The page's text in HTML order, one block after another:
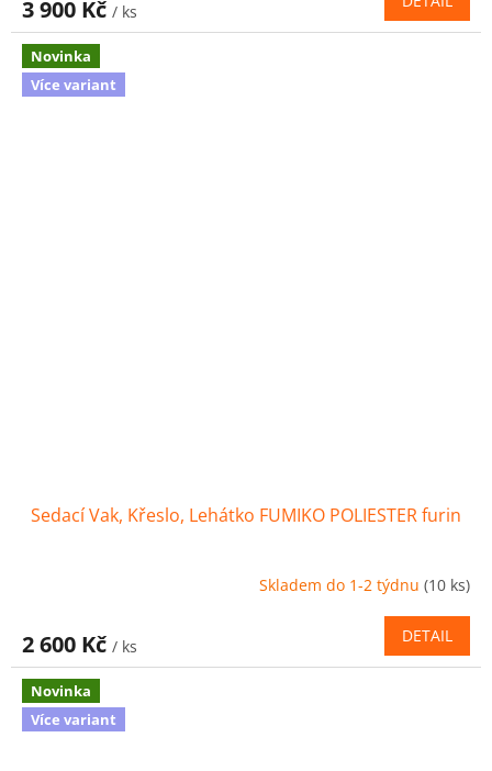
3 900 Kč / ks
Novinka
Více variant
Sedací Vak, Křeslo, Lehátko FUMIKO POLIESTER furin
Skladem do 1-2 týdnu (10 ks)
2 600 Kč / ks
DETAIL
Novinka
Více variant